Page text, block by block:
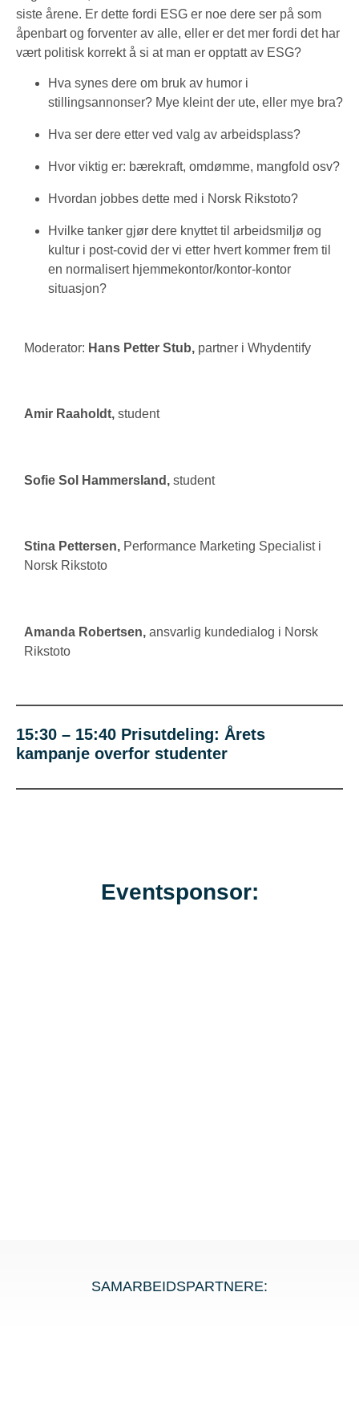
siste årene. Er dette fordi ESG er noe dere ser på som
åpenbart og forventer av alle, eller er det mer fordi det har
vært politisk korrekt å si at man er opptatt av ESG?
Hva synes dere om bruk av humor i
stillingsannonser? Mye kleint der ute, eller mye bra?
Hva ser dere etter ved valg av arbeidsplass?
Hvor viktig er: bærekraft, omdømme, mangfold osv?
Hvordan jobbes dette med i Norsk Rikstoto?
Hvilke tanker gjør dere knyttet til arbeidsmiljø og
kultur i post-covid der vi etter hvert kommer frem til
en normalisert hjemmekontor/kontor-kontor
situasjon?
Moderator: Hans Petter Stub, partner i Whydentify
Amir Raaholdt, student
Sofie Sol Hammersland , student
Stina Pettersen, Performance Marketing Specialist i
Norsk Rikstoto
Amanda Robertsen, ansvarlig kundedialog i Norsk
Rikstoto
15:30 – 15:40 Prisutdeling: Årets
kampanje overfor studenter
Eventsponsor:
SAMARBEIDSPARTNERE: